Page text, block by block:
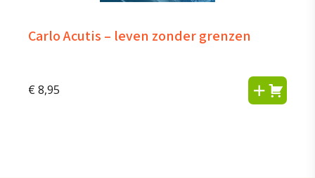
Carlo Acutis – leven zonder grenzen
€ 8,95